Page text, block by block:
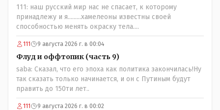
111: наш русский мир нас не спасает, к которому
принадлежу и я.........хамелеоны известны своей
способностью менять окраску тела....
111 9 августа 2026 г. в 00:04
Флуд и оффтопик (часть 9)
saba: Сказал, что его эпоха как политика закончилась!Ну
так сказать только начинается, и он с Путиным будут
править до 150ти лет..
111 9 августа 2026 г. в 00:02